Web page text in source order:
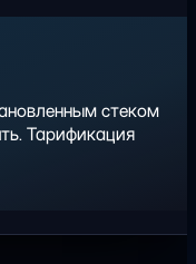
стеком
Тарификация